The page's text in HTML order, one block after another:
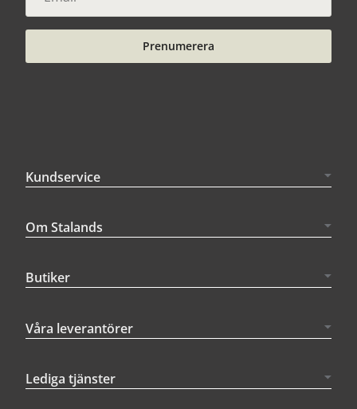
Prenumerera
Kundservice
Om Stalands
Butiker
Våra leverantörer
Lediga tjänster